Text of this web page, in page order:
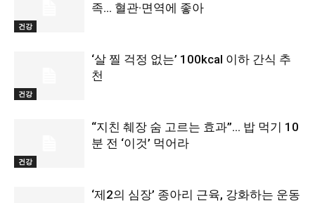
건강
족… 혈관·면역에 좋아
건강
‘살 찔 걱정 없는’ 100kcal 이하 간식 추
천
건강
“지친 췌장 숨 고르는 효과”… 밥 먹기 10
분 전 ‘이것’ 먹어라
‘제2의 심장’ 종아리 근육, 강화하는 운동